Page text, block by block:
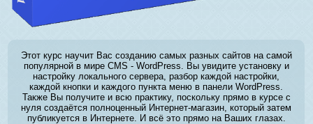
Этот курс научит Вас созданию самых разных сайтов на самой
популярной в мире CMS - WordPress. Вы увидите установку и
настройку локального сервера, разбор каждой настройки,
каждой кнопки и каждого пункта меню в панели WordPress.
Также Вы получите и всю практику, поскольку прямо в курсе с
нуля создаётся полноценный Интернет-магазин, который затем
публикуется в Интернете. И всё это прямо на Ваших глазах.